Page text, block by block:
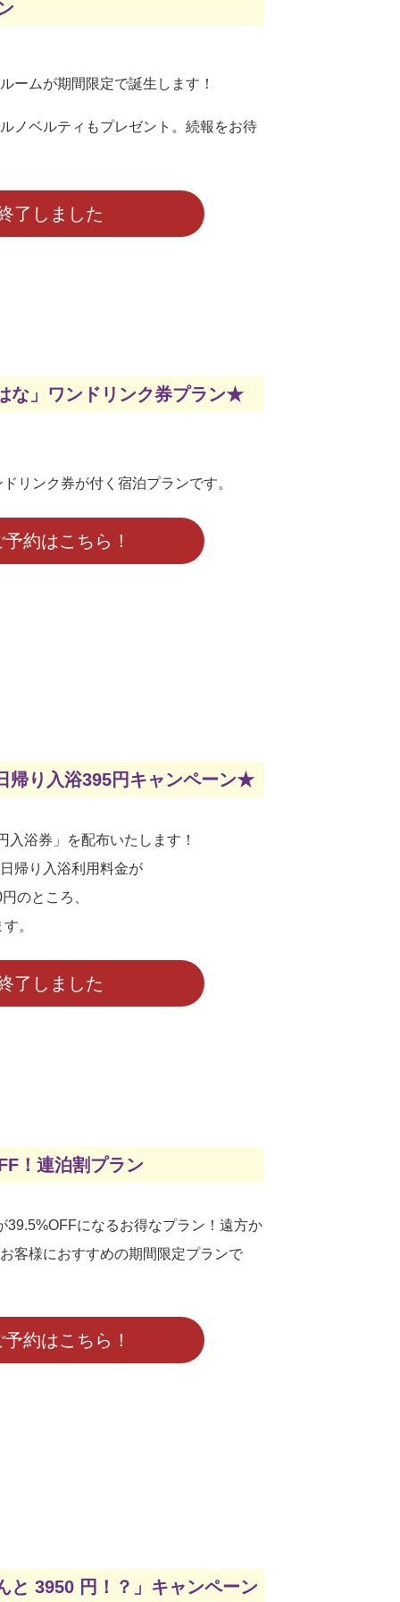
ームが期間限定で誕生します！
ノベルティもプレゼント。続報をお待
了しました
な」ワンドリンク券プラン★
リンク券が付く宿泊プランです。
約はこちら！
帰り入浴395円キャンペーン★
浴券」を配布いたします！
帰り入浴利用料金が
のところ、
。
了しました
！連泊割プラン
39.5%OFFになるお得なプラン！遠方か
客様におすすめの期間限定プランで
約はこちら！
と 3950 円！？」キャンペーン